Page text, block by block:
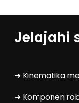
Jelajahi
➜ Kinematika
➜ Komponen